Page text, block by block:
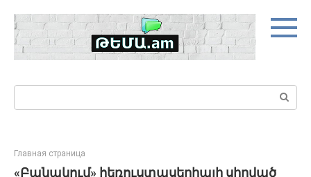
content
Search:
Главная страница
«Բանակում» հեռուստասերիալի սիրված